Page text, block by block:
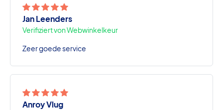
Jan Leenders
Verifiziert von Webwinkelkeur
Zeer goede service
Anroy Vlug